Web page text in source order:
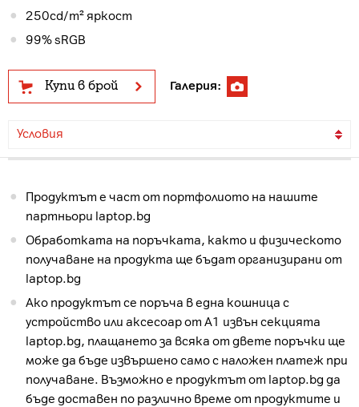
250cd/m² яркост
99% sRGB
Купи в брой Галерия:
Условия
Продуктът е част от портфолиото на нашите
партньори laptop.bg
Обработката на поръчката, както и физическото
получаване на продукта ще бъдат организирани от
laptop.bg
Ако продуктът се поръча в една кошница с
устройство или аксесоар от А1 извън секцията
laptop.bg, плащането за всяка от двете поръчки ще
може да бъде извършено само с наложен платеж при
получаване. Възможно е продуктът от laptop.bg да
бъде доставен по различно време от продуктите и